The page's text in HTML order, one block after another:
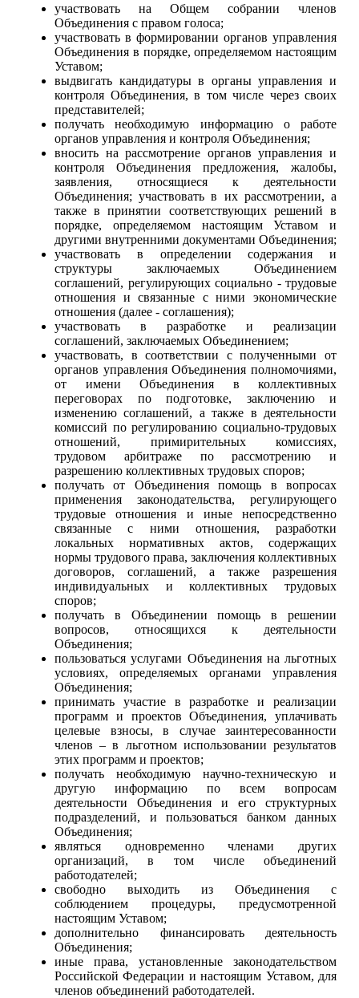
участвовать на Общем собрании членов
Объединения с правом голоса;
участвовать в формировании органов управления
Объединения в порядке, определяемом настоящим
Уставом;
выдвигать кандидатуры в органы управления и
контроля Объединения, в том числе через своих
представителей;
получать необходимую информацию о работе
органов управления и контроля Объединения;
вносить на рассмотрение органов управления и
контроля Объединения предложения, жалобы,
заявления, относящиеся к деятельности
Объединения; участвовать в их рассмотрении, а
также в принятии соответствующих решений в
порядке, определяемом настоящим Уставом и
другими внутренними документами Объединения;
участвовать в определении содержания и
структуры заключаемых Объединением
соглашений, регулирующих социально - трудовые
отношения и связанные с ними экономические
отношения (далее - соглашения);
участвовать в разработке и реализации
соглашений, заключаемых Объединением;
участвовать, в соответствии с полученными от
органов управления Объединения полномочиями,
от имени Объединения в коллективных
переговорах по подготовке, заключению и
изменению соглашений, а также в деятельности
комиссий по регулированию социально-трудовых
отношений, примирительных комиссиях,
трудовом арбитраже по рассмотрению и
разрешению коллективных трудовых споров;
получать от Объединения помощь в вопросах
применения законодательства, регулирующего
трудовые отношения и иные непосредственно
связанные с ними отношения, разработки
локальных нормативных актов, содержащих
нормы трудового права, заключения коллективных
договоров, соглашений, а также разрешения
индивидуальных и коллективных трудовых
споров;
получать в Объединении помощь в решении
вопросов, относящихся к деятельности
Объединения;
пользоваться услугами Объединения на льготных
условиях, определяемых органами управления
Объединения;
принимать участие в разработке и реализации
программ и проектов Объединения, уплачивать
целевые взносы, в случае заинтересованности
членов – в льготном использовании результатов
этих программ и проектов;
получать необходимую научно-техническую и
другую информацию по всем вопросам
деятельности Объединения и его структурных
подразделений, и пользоваться банком данных
Объединения;
являться одновременно членами других
организаций, в том числе объединений
работодателей;
свободно выходить из Объединения с
соблюдением процедуры, предусмотренной
настоящим Уставом;
дополнительно финансировать деятельность
Объединения;
иные права, установленные законодательством
Российской Федерации и настоящим Уставом, для
членов объединений работодателей.